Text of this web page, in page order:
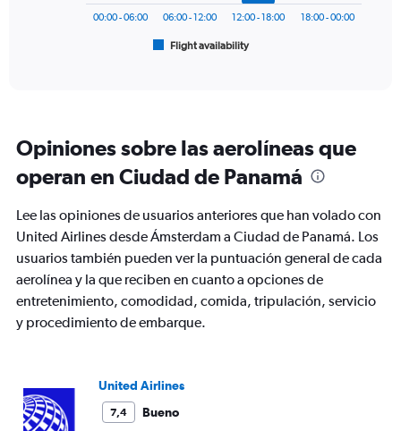
categories.
chart
1
Y
axis
Number
of
flights.
24.
Flight availability
00:00 - 06:00 06:00 - 12:00 12:00 - 18:00 18:00 - 00:00
Opiniones sobre las aerolíneas que
operan en Ciudad de Panamá
Lee las opiniones de usuarios anteriores que han volado con
United Airlines desde Ámsterdam a Ciudad de Panamá. Los
usuarios también pueden ver la puntuación general de cada
aerolínea y la que reciben en cuanto a opciones de
entretenimiento, comodidad, comida, tripulación, servicio
y procedimiento de embarque.
United Airlines
7,4
Bueno